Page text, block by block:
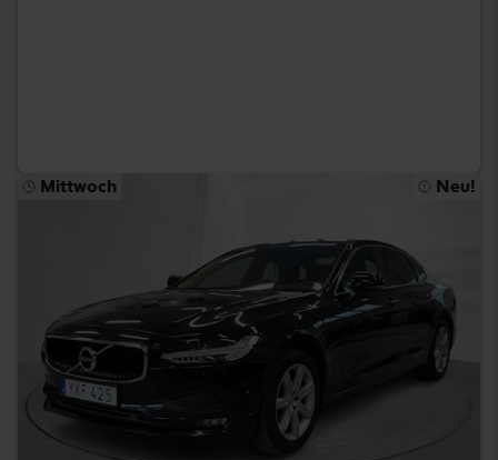
Mittwoch Neu!